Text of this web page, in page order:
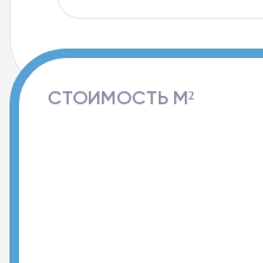
СТОИМОСТЬ М²